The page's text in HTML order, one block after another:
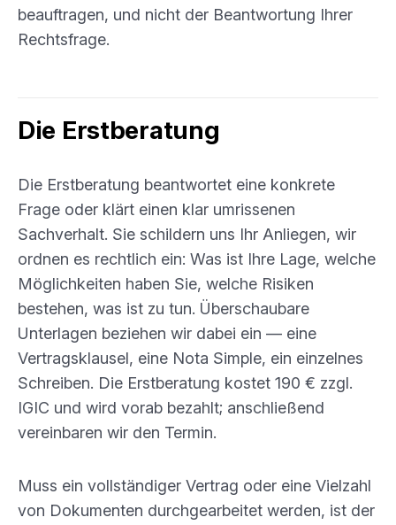
beauftragen, und nicht der Beantwortung Ihrer
Rechtsfrage.
Die Erstberatung
Die Erstberatung beantwortet eine konkrete
Frage oder klärt einen klar umrissenen
Sachverhalt. Sie schildern uns Ihr Anliegen, wir
ordnen es rechtlich ein: Was ist Ihre Lage, welche
Möglichkeiten haben Sie, welche Risiken
bestehen, was ist zu tun. Überschaubare
Unterlagen beziehen wir dabei ein — eine
Vertragsklausel, eine Nota Simple, ein einzelnes
Schreiben. Die Erstberatung kostet 190 € zzgl.
IGIC und wird vorab bezahlt; anschließend
vereinbaren wir den Termin.
Muss ein vollständiger Vertrag oder eine Vielzahl
von Dokumenten durchgearbeitet werden, ist der